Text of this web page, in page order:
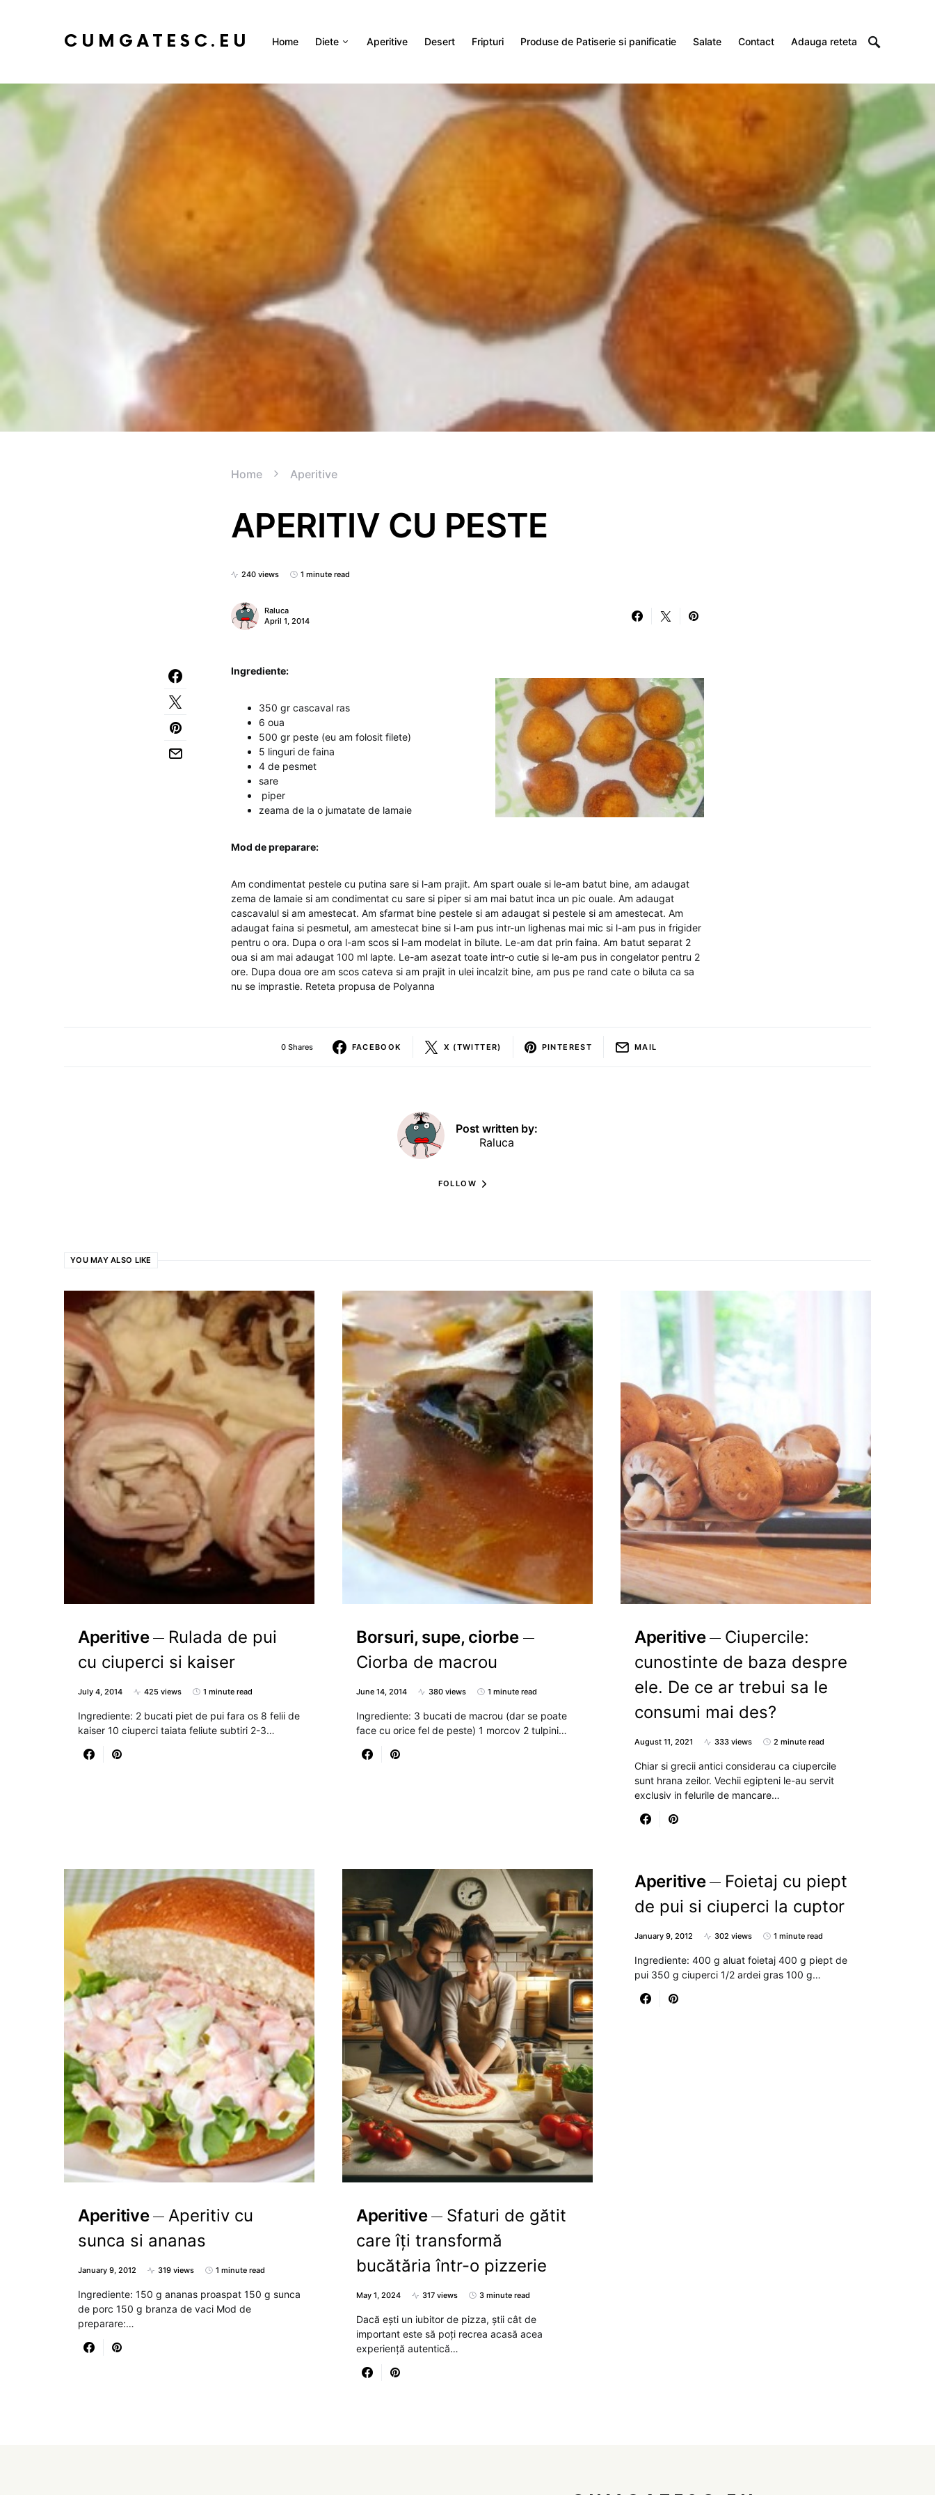
CUMGATESC.EU Home Diete Aperitive Desert Fripturi Produse de Patiserie si panificatie Salate Contact Adauga reteta
Home Aperitive
APERITIV CU PESTE
240 views 1 minute read
Raluca
April 1, 2014
Ingrediente:
350 gr cascaval ras
6 oua
500 gr peste (eu am folosit filete)
5 linguri de faina
4 de pesmet
sare
piper
zeama de la o jumatate de lamaie
Mod de preparare:
Am condimentat pestele cu putina sare si l-am prajit. Am spart ouale si le-am batut bine, am adaugat
zema de lamaie si am condimentat cu sare si piper si am mai batut inca un pic ouale. Am adaugat
cascavalul si am amestecat. Am sfarmat bine pestele si am adaugat si pestele si am amestecat. Am
adaugat faina si pesmetul, am amestecat bine si l-am pus intr-un lighenas mai mic si l-am pus in frigider
pentru o ora. Dupa o ora l-am scos si l-am modelat in bilute. Le-am dat prin faina. Am batut separat 2
oua si am mai adaugat 100 ml lapte. Le-am asezat toate intr-o cutie si le-am pus in congelator pentru 2
ore. Dupa doua ore am scos cateva si am prajit in ulei incalzit bine, am pus pe rand cate o biluta ca sa
nu se imprastie. Reteta propusa de Polyanna
0 Shares FACEBOOK X (TWITTER) PINTEREST MAIL
Post written by:
Raluca
FOLLOW
YOU MAY ALSO LIKE
Aperitive
Rulada de pui
cu ciuperci si kaiser
July 4, 2014 425 views 1 minute read
Ingrediente: 2 bucati piet de pui fara os 8 felii de
kaiser 10 ciuperci taiata feliute subtiri 2-3…
Borsuri, supe, ciorbe
Ciorba de macrou
June 14, 2014 380 views 1 minute read
Ingrediente: 3 bucati de macrou (dar se poate
face cu orice fel de peste) 1 morcov 2 tulpini…
Aperitive
Ciupercile:
cunostinte de baza despre
ele. De ce ar trebui sa le
consumi mai des?
August 11, 2021 333 views 2 minute read
Chiar si grecii antici considerau ca ciupercile
sunt hrana zeilor. Vechii egipteni le-au servit
exclusiv in felurile de mancare…
Aperitive
Aperitiv cu
sunca si ananas
January 9, 2012 319 views 1 minute read
Ingrediente: 150 g ananas proaspat 150 g sunca
de porc 150 g branza de vaci Mod de
preparare:…
Aperitive
Sfaturi de gătit
care îți transformă
bucătăria într-o pizzerie
May 1, 2024 317 views 3 minute read
Dacă ești un iubitor de pizza, știi cât de
important este să poți recrea acasă acea
experiență autentică…
Aperitive
Foietaj cu piept
de pui si ciuperci la cuptor
January 9, 2012 302 views 1 minute read
Ingrediente: 400 g aluat foietaj 400 g piept de
pui 350 g ciuperci 1/2 ardei gras 100 g…